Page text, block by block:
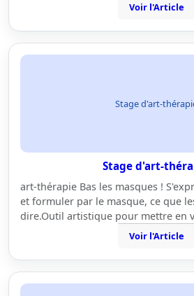
Voir l'Article
Stage d'art-
Stage d'art-
art-thérapie Bas les masques !
et formuler par le masque, ce que
dire.Outil artistique pour mettre en
Voir l'Article